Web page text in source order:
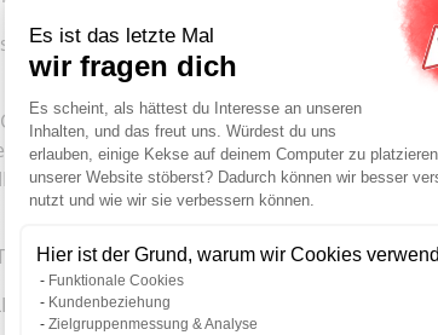
haben eine Schneidkraft von 1000
seit über 15 Jahren exklusiver
dieser neuen Maschinen an den
im Süden bzw. Westen des riesigen
simsmm.com
pacificmh.com.au
Es ist das letzte Mal
wir fragen dich
Es scheint, als hättest du Interesse an unseren
Inhalten, und das freut uns. Würdest du uns
erlauben, einige Kekse auf deinem Computer zu
unserer Website stöberst? Dadurch können wir besser
nutzt und wie wir sie verbessern können.
Hier ist der Grund, warum wir Cookies
Funktionale Cookies
Kundenbeziehung
Zielgruppenmessung & Analyse